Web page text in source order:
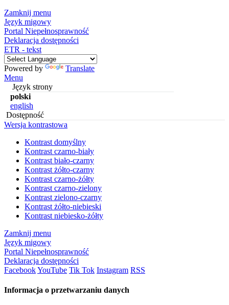
Zamknij menu
Język migowy
Portal Niepełnosprawność
Deklaracja dostępności
ETR - tekst
Powered by
Translate
Menu
Język strony
polski
english
Dostępność
Wersja kontrastowa
Kontrast domyślny
Kontrast czarno-biały
Kontrast biało-czarny
Kontrast żółto-czarny
Kontrast czarno-żółty
Kontrast czarno-zielony
Kontrast zielono-czarny
Kontrast żółto-niebieski
Kontrast niebiesko-żółty
Zamknij menu
Język migowy
Portal Niepełnosprawność
Deklaracja dostępności
FacebookYouTube Tik Tok Instagram RSS
Informacja o przetwarzaniu danych